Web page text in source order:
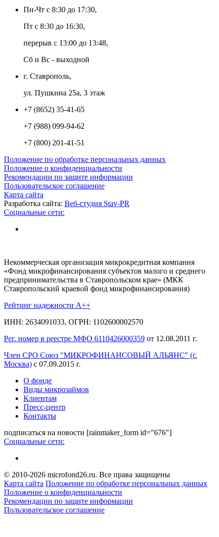
Пн-Чт с 8:30 до 17:30,
Пт с 8:30 до 16:30,
перерыв с 13:00 до 13:48,
Сб и Вс - выходной
г. Ставрополь,
ул. Пушкина 25а, 3 этаж
+7 (8652) 35-41-65
+7 (988) 099-94-62
+7 (800) 201-41-51
Положение по обработке персональных данных
Положение о конфиденциальности
Рекомендации по защите информации
Пользовательское соглашение
Карта сайта
Разработка сайта: Веб-студия Stav-PR
Социальные сети:
Некоммерческая организация микрокредитная компания
«Фонд микрофинансирования субъектов малого и среднего
предпринимательства в Ставропольском крае» (МКК
Ставропольский краевой фонд микрофинансирования)
Рейтинг надежности A++
ИНН: 2634091033, ОГРН: 1102600002570
Рег. номер в реестре МФО 6110426000359 от 12.08.2011 г.
Член СРО Союз "МИКРОФИНАНСОВЫЙ АЛЬЯНС" (г.
Москва) с 07.09.2015 г.
О фонде
Виды микрозаймов
Клиентам
Пресс-центр
Контакты
подписаться на новости [rainmaker_form id="676"]
Социальные сети:
© 2010-2026 microfond26.ru. Все права защищены
Карта сайта Положение по обработке персональных данных
Положение о конфиденциальности
Рекомендации по защите информации
Пользовательское соглашение